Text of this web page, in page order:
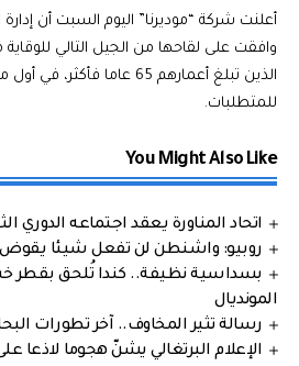
أعلنت شركة “موديرنا” اليوم السبت أن إدارة
الذين تبلغ أعمارهم 65 عاما
للمتطلبات.
You Might Also Like
اتحاد المناورة يعقد اجتماعه الدوري الثاني
روبيو: واشنطن لن تفعل شيئا يقوض
بسداسية نظيفة.. كندا تُلحق بقطر
المونديال
رسالة تثير المخاوف.. آخر تطورات
الإعلام البرتغالي يشنّ هجوما لاذعا